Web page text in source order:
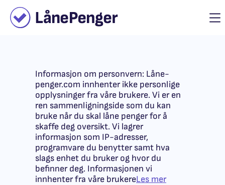
Personvern & Cookies
Informasjon om personvern: Låne-
penger.com innhenter ikke personlige
opplysninger fra våre brukere. Vi er en
ren sammenligningside som du kan
bruke når du skal låne penger for å
skaffe deg oversikt. Vi lagrer
informasjon som IP-adresser,
programvare du benytter samt hva
slags enhet du bruker og hvor du
befinner deg. Informasjonen vi
innhenter fra våre brukereLes mer